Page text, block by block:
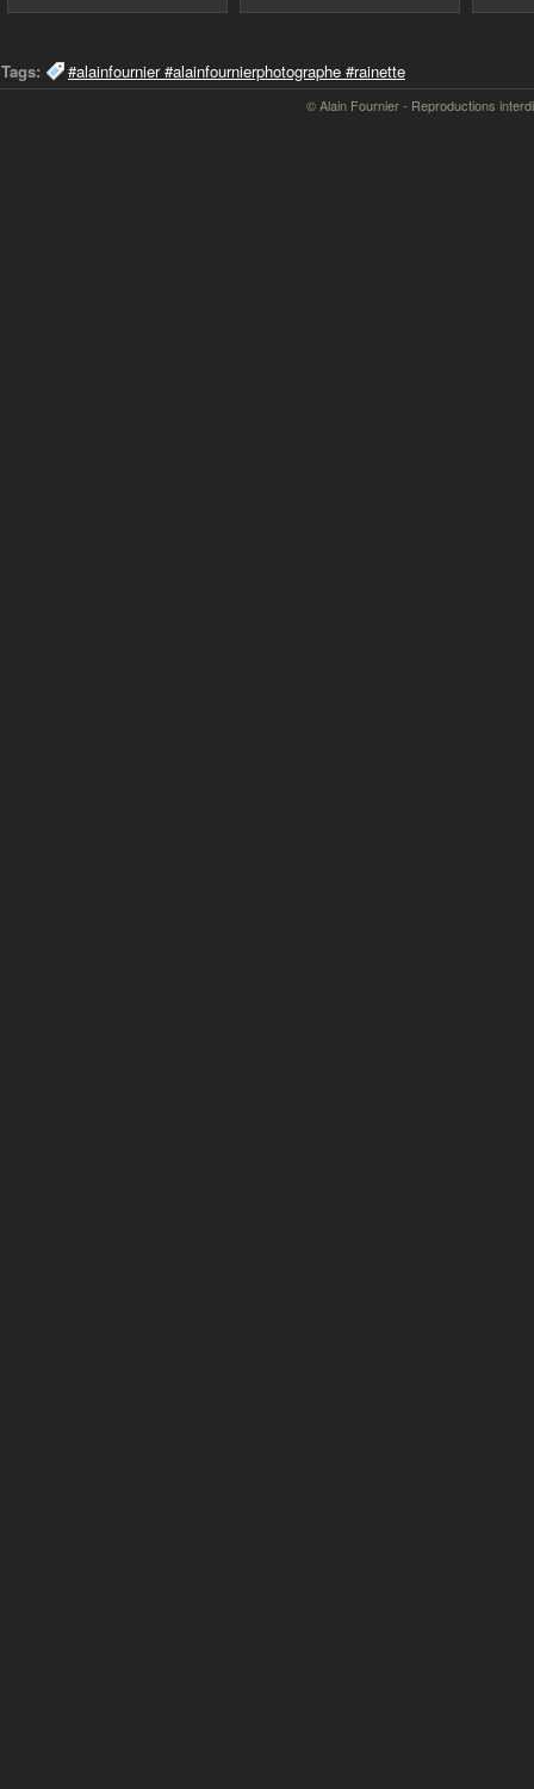
Tags: #alainfournier #alainfournierphotographe #rainette
© Alain Fournier - Reproductions